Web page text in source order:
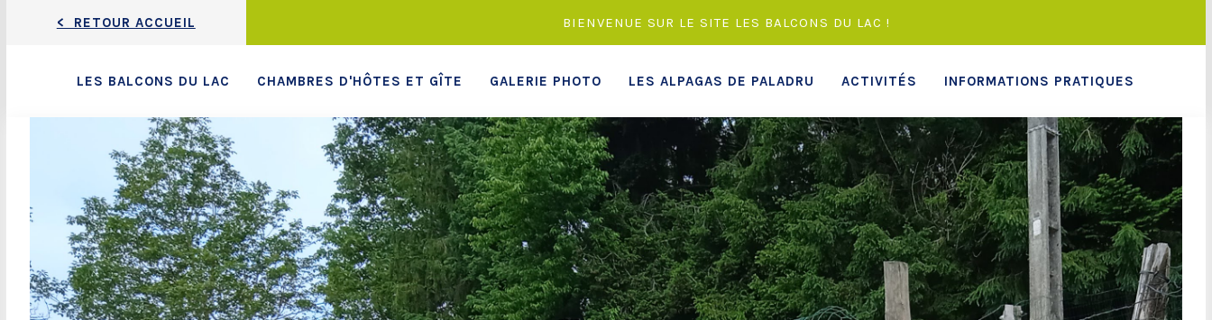
< RETOUR ACCUEIL BIENVENUE SUR LE SITE LES BALCONS DU LAC !
LES BALCONS DU LAC CHAMBRES D'HÔTES ET GÎTE GALERIE PHOTO LES ALPAGAS DE PALADRU ACTIVITÉS INFORMATIONS PRATIQUES